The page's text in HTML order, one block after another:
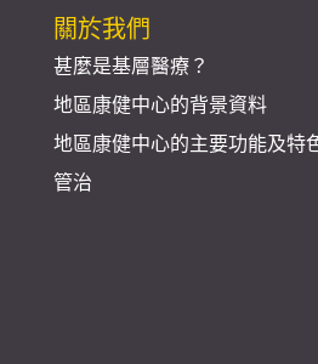
關於我們
甚麼是基層醫療？
地區康健中心的背景資料
地區康健中心的主要功能及特
管治